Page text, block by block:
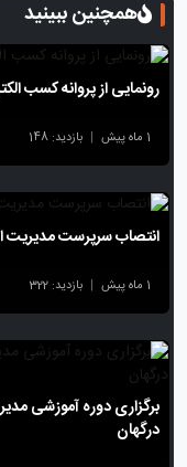
همچنین ببینید
رونمایی از پروانه کسب
1 ماه پیش | بازدید: 148
انتصاب سرپرست مدیریت
1 ماه پیش | بازدید: 322
برگزاری دوره آموزشی
درگهان